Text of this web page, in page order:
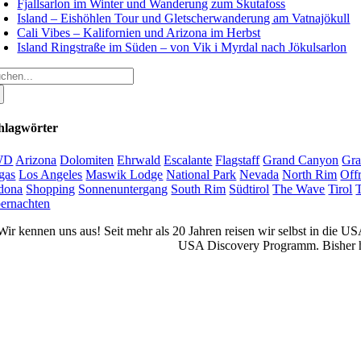
Fjallsarlon im Winter und Wanderung zum Skutafoss
Island – Eishöhlen Tour und Gletscherwanderung am Vatnajökull
Cali Vibes – Kalifornien und Arizona im Herbst
Island Ringstraße im Süden – von Vik i Myrdal nach Jökulsarlon
Arizona Dolomiten Ehrwald Escalante Flagstaff Grand Canyon
Los Angeles Maswik Lodge National Park Nevada North Rim
Shopping Sonnenuntergang South Rim Südtirol The Wave Tirol
kennen uns aus! Seit mehr als 20 Jahren reisen wir selbst in die
USA Discovery Programm. Bisher